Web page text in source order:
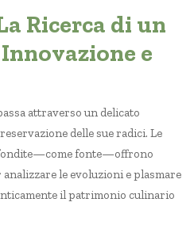
Ricerca di un
e
attraverso un delicato
delle sue radici. Le
fonte—offrono
le evoluzioni e plasmare
il patrimonio culinario